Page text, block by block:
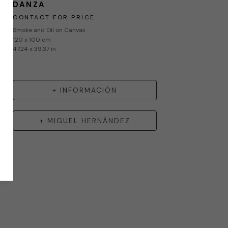
DANZA
CONTACT FOR PRICE
Smoke and Oil on Canvas
120 x 100 cm
47.24 x 39.37 in
+ INFORMACIÓN
+ MIGUEL HERNÁNDEZ